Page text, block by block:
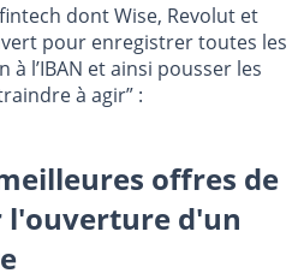
dont Wise, Revolut et
pour enregistrer toutes les
l’IBAN et ainsi pousser les
à agir” :
offres de
l'ouverture d'un